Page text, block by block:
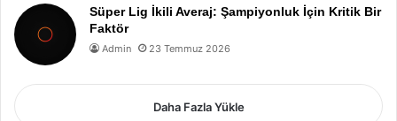
Süper Lig İkili Averaj: Şampiyonluk İçin Kritik Bir
Faktör
Admin 23 Temmuz 2026
Daha Fazla Yükle